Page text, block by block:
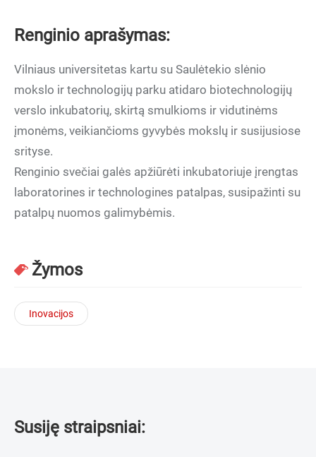
Renginio aprašymas:
Vilniaus universitetas kartu su Saulėtekio slėnio
mokslo ir technologijų parku atidaro biotechnologijų
verslo inkubatorių, skirtą smulkioms ir vidutinėms
įmonėms, veikiančioms gyvybės mokslų ir susijusiose
srityse.
Renginio svečiai galės apžiūrėti inkubatoriuje įrengtas
laboratorines ir technologines patalpas, susipažinti su
patalpų nuomos galimybėmis.
Žymos
Inovacijos
Susiję straipsniai: